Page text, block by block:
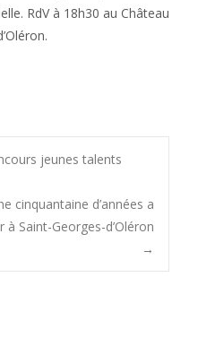
RdV à 18h30 au Château
jeunes talents
cinquantaine d’années a
Saint-Georges-d’Oléron
→